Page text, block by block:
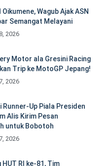
Wagub Ajak ASN
Semangat Melayani
2026
Motor ala Gresini Racing
Trip ke MotoGP Jepang!
2026
Runner-Up Piala Presiden
Alis Kirim Pesan
untuk Bobotoh
2026
HUT RI ke‑81, Tim